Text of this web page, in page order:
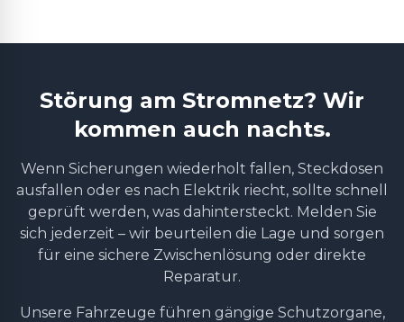
Störung am Stromnetz? Wir
kommen auch nachts.
Wenn Sicherungen wiederholt fallen, Steckdosen
ausfallen oder es nach Elektrik riecht, sollte schnell
geprüft werden, was dahintersteckt. Melden Sie
sich jederzeit – wir beurteilen die Lage und sorgen
für eine sichere Zwischenlösung oder direkte
Reparatur.
Unsere Fahrzeuge führen gängige Schutzorgane,